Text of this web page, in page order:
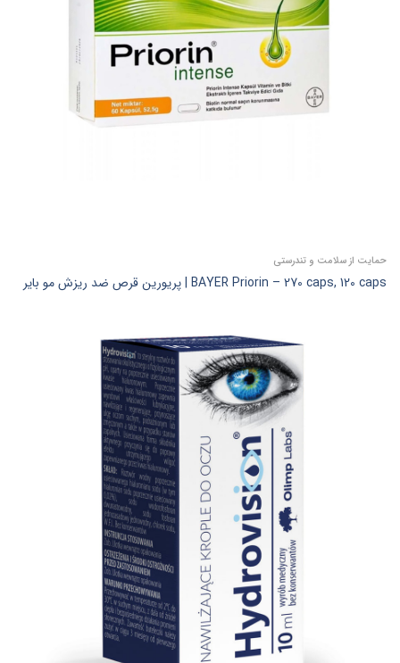
حمایت از سلامت و تندرستی
BAYER Priorin – 270 caps, 120 caps | پریورین قرص ضد ریزش مو بایر